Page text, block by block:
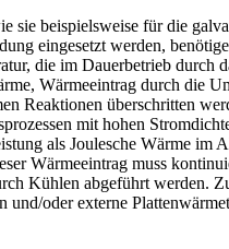
sie beispielsweise für die
eingesetzt werden,
die im Dauerbetrieb durch
Wärmeeintrag durch die
Reaktionen überschritten
mit hohen
als Joulesche Wärme im
Wärmeeintrag muss
Kühlen abgeführt werden.
und/oder externe